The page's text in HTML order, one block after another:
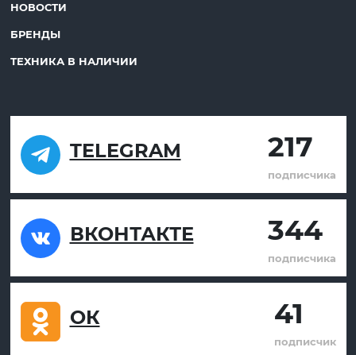
НОВОСТИ
БРЕНДЫ
ТЕХНИКА В НАЛИЧИИ
TELEGRAM 217
подписчика
ВКОНТАКТЕ 344
подписчика
ОК 41
подписчик